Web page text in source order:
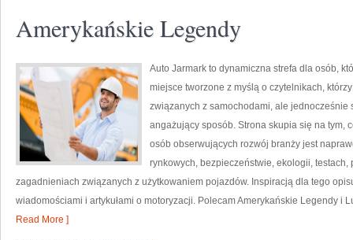
Amerykańskie Legendy
Auto Jarmark to dynamiczna strefa dla osób,
miejsce tworzone z myślą o czytelnikach,
związanych z samochodami, ale jednocześnie
angażujący sposób. Strona skupia się na tym,
osób obserwujących rozwój branży jest
rynkowych, bezpieczeństwie, ekologii,
zagadnieniach związanych z użytkowaniem pojazdów. Inspiracją dla tego
wiadomościami i artykułami o motoryzacji. Polecam Amerykańskie Legendy i
Read More ]